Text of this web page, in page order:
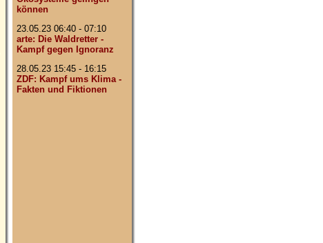
können
23.05.23 06:40 - 07:10
arte: Die Waldretter -
Kampf gegen Ignoranz
28.05.23 15:45 - 16:15
ZDF: Kampf ums Klima -
Fakten und Fiktionen